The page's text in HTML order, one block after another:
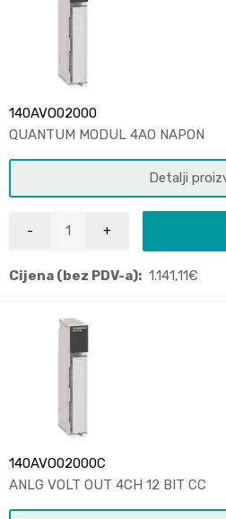
140AVO02000
QUANTUM MODUL 4AO NAPON
Detalji
Cijena (bez PDV-a): 1.141,11€
140AVO02000C
ANLG VOLT OUT 4CH 12 BIT CC